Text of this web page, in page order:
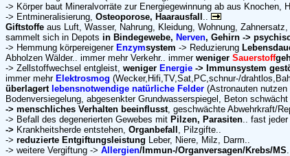
-> Körper baut Mineralvorräte zur Energiegewinnung ab aus Knochen,
-> Entmineralisierung, Osteoporose, Haarausfall ..
Giftstoffe aus Luft, Wasser, Nahrung, Kleidung, Wohnung,
sammelt sich in Depots in Bindegewebe, Nerven, Gehirn ->
-> Hemmung körpereigener Enzymsystem -> Reduzierung
Abholzen Wälder.. immer mehr Verkehr.. immer weniger Sauerstoff
-> Zellstoffwechsel entgleist, weniger Energie -> Immunsystem
immer mehr Elektrosmog (Wecker,Hifi,TV,Sat,PC,schnur-/
überlagert lebensnotwendige natürliche Felder (Astronauten nutzen
Bodenversiegelung, abgesenkter Grundwasserspiegel, Beton
-> menschliches Verhalten beeinflusst, geschwächte Abwehrkraft/
-> Befall des degenerierten Gewebes mit Pilzen, Parasiten.. fast
-> Krankheitsherde entstehen, Organbefall , Pilzgifte..
-> reduzierte Entgiftungsleistung Leber, Niere, Milz, Darm..
-> weitere Vergiftung -> Allergien/Immun-/Organversagen/Krebs/MS